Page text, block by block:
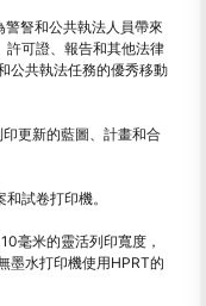
詧和公共執法人員帶來
許可證、報告和其他法律
公共執法任務的優秀移動
更新的藍圖、計畫和合
試卷打印機。
毫米的靈活列印寬度，
墨水打印機使用HPRT的